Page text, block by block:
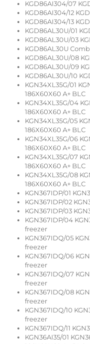
KGD86AI304/07
KGD86AI304/12
KGD86AI304/13
KGD86AL30U/01
KGD86AL30U/03
KGD86AL30U
KGD86AL30U/08
KGD86AL30U/09
KGD86AL30U/10
KGN34XL35G/01
186X60X60 A+ BLC
KGN34XL35G/04
186X60X60 A+ BLC
KGN34XL35G/05
186X60X60 A+ BLC
KGN34XL35G/06
186X60X60 A+ BLC
KGN34XL35G/07
186X60X60 A+ BLC
KGN34XL35G/08
186X60X60 A+ BLC
KGN367IDP/01
KGN367IDP/02
KGN367IDP/03
KGN367IDP/04
freezer
KGN367IDQ/05
freezer
KGN367IDQ/06
freezer
KGN367IDQ/07
freezer
KGN367IDQ/08
freezer
KGN367IDQ/10
freezer
KGN367IDQ/11
KGN36AI35/01